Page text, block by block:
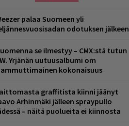
palaa Suomeen yli
odotuksen jälkeen
se ilmestyy – CMX:stä tutun
Yrjänän uutuusalbumi om
kokonaisuus
graffitista kiinni jäänyt
Arhinmäki jälleen spraypullo
– näitä puolueita ei kiinnosta